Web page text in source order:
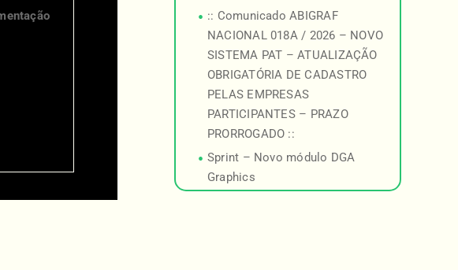
:: Comunicado ABIGRAF
NACIONAL 018A / 2026 – NOVO
SISTEMA PAT – ATUALIZAÇÃO
OBRIGATÓRIA DE CADASTRO
PELAS EMPRESAS
PARTICIPANTES – PRAZO
PRORROGADO ::
Sprint – Novo módulo DGA
Graphics